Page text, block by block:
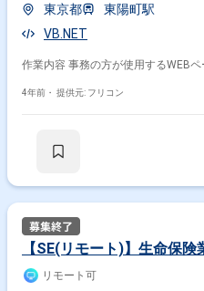
東京都
東陽町駅
VB.NET
作業内容 事務の方が使用するWEB
4年前・ 提供元: フリコン
【SE(リモート)】生命保
リモート可